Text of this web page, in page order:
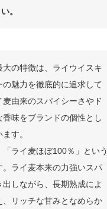
。
の特徴は、ライウイスキ
魅力を徹底的に追求して
由来のスパイシーさやド
味をブランドの個性とし
す。
ライ麦ほぼ100％」という
ライ麦本来の力強いスパ
しながら、長期熟成によ
、リッチな甘みとなめらか